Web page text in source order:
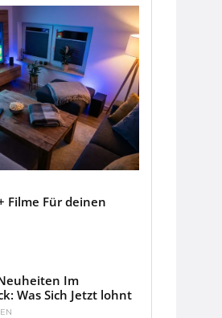
Filme Für deinen
Im
Was Sich Jetzt lohnt